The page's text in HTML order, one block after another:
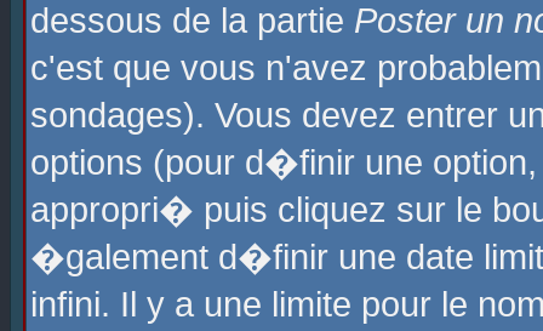
dessous de la partie Poster un
c'est que vous n'avez
sondages). Vous devez entrer
options (pour d�finir une
appropri� puis cliquez sur le
�galement d�finir une date
infini. Il y a une limite pour le